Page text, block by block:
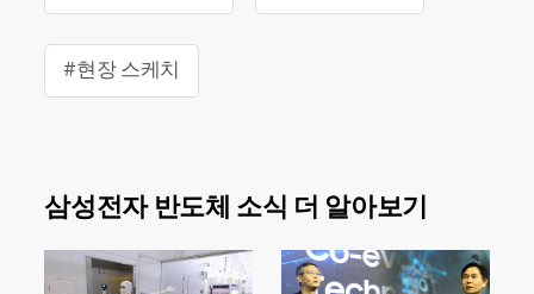
#현장 스케치
삼성전자 반도체 소식 더 알아보기